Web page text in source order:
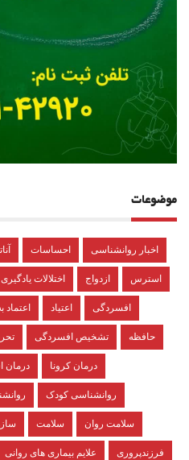
موضوعات
احساسات اخبار روانشناسی
اختلالات یادگیری ازدواج استرس
اعتیاد افسردگی
تشخیص افسردگی حافظه
درمان درمان کرونا
روانشناسی کودک
سلامت سلامت روان
علایم بیماری های روانی فرزندپروری